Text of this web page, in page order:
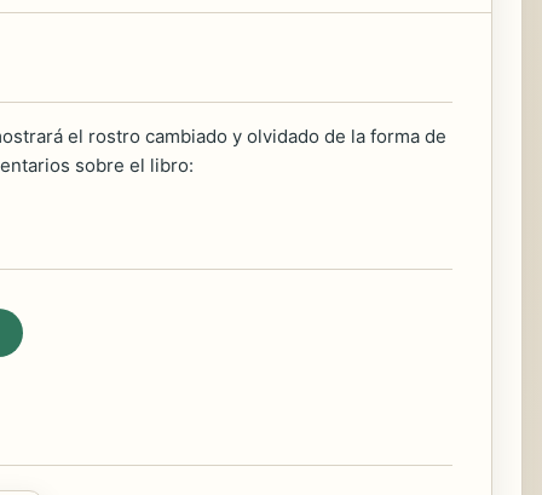
el rostro cambiado y olvidado de la forma de
sobre el libro: